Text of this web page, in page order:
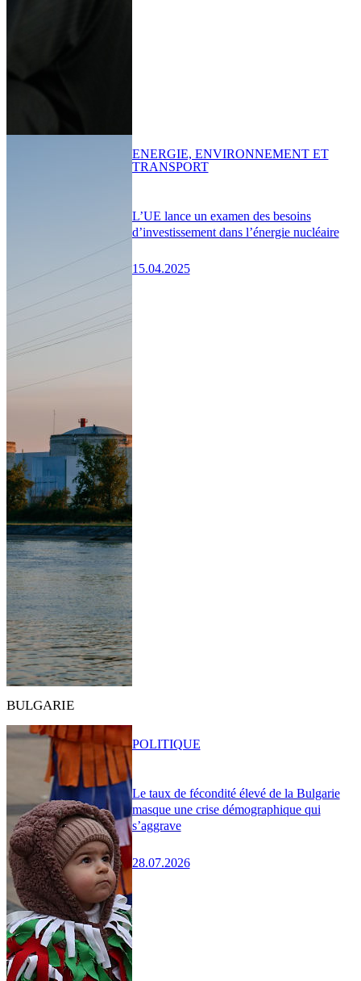
L’UE lance un examen des besoins
d’investissement dans l’énergie nucléaire
15.04.2025
ENERGIE, ENVIRONNEMENT ET
TRANSPORT
BULGARIE
Le taux de fécondité élevé de la Bulgarie
masque une crise démographique qui
s’aggrave
28.07.2026
POLITIQUE